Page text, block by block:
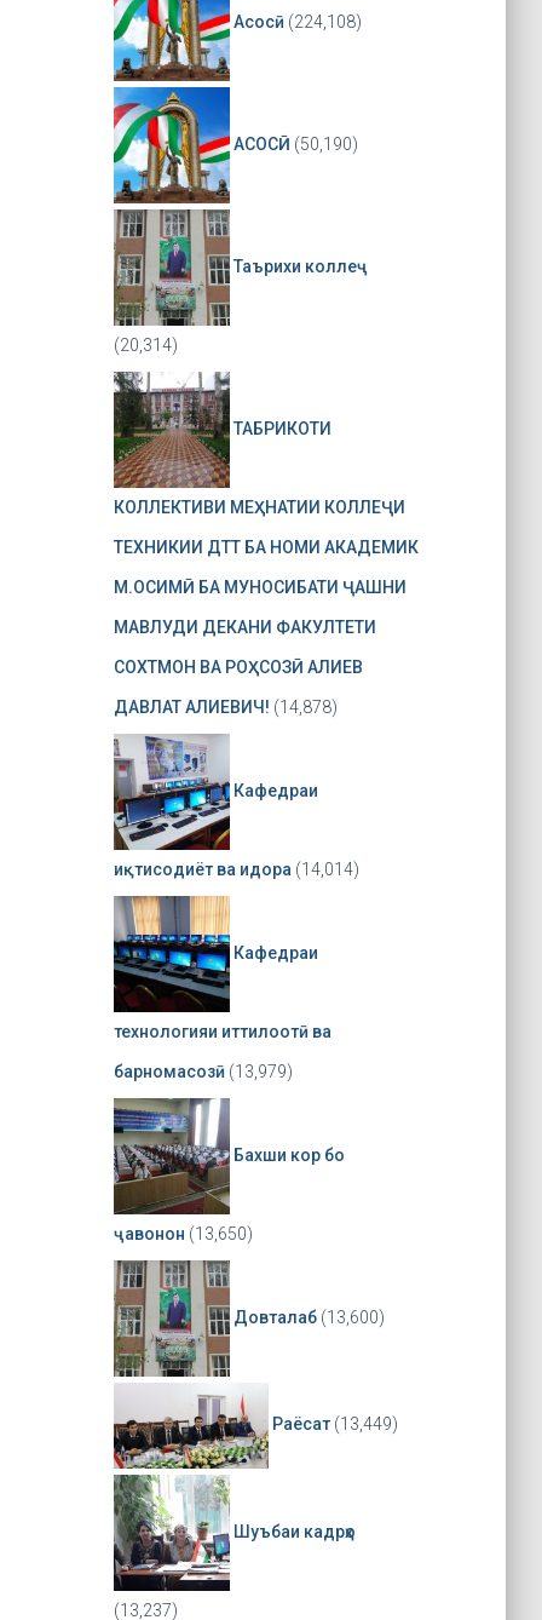
Асосӣ (224,108)
АСОСӢ (50,190)
Таърихи коллеҷ
(20,314)
ТАБРИКОТИ
КОЛЛЕКТИВИ МЕҲНАТИИ КОЛЛЕҶИ
ТЕХНИКИИ ДТТ БА НОМИ АКАДЕМИК
М.ОСИМӢ БА МУНОСИБАТИ ҶАШНИ
МАВЛУДИ ДЕКАНИ ФАКУЛТЕТИ
СОХТМОН ВА РОҲСОЗӢ АЛИЕВ
ДАВЛАТ АЛИЕВИЧ! (14,878)
Кафедраи
иқтисодиёт ва идора (14,014)
Кафедраи
технологияи иттилоотӣ ва
барномасозӣ (13,979)
Бахши кор бо
ҷавонон (13,650)
Довталаб (13,600)
Раёсат (13,449)
Шуъбаи кадрҳо
(13,237)